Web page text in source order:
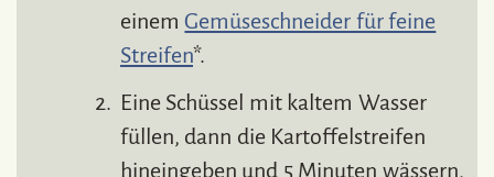
einem Gemüseschneider für feine
Streifen*.
Eine Schüssel mit kaltem Wasser
füllen, dann die Kartoffelstreifen
hineingeben und 5 Minuten wässern,